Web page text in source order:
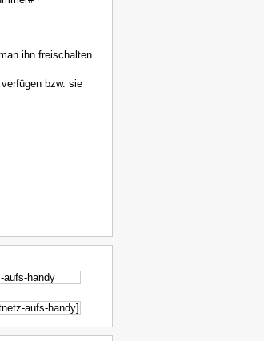
ihn freischalten
bzw. sie